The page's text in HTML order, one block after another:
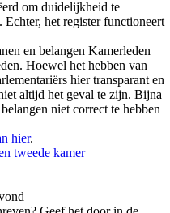
om duidelijkheid te
Echter, het register functioneert
en belangen Kamerleden
Hoewel het hebben van
hier transparant en
altijd het geval te zijn. Bijna
niet correct te hebben
hier.
tweede kamer